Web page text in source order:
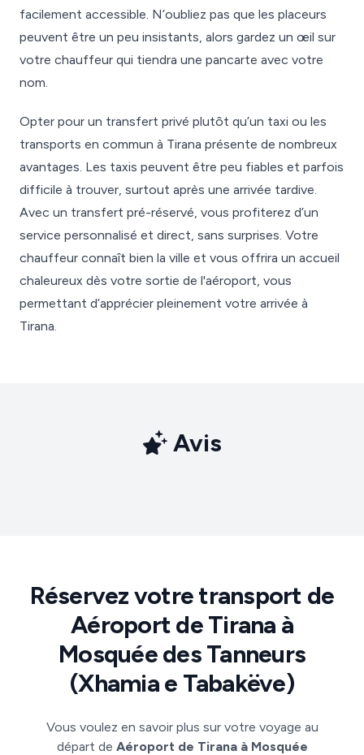
facilement accessible. N’oubliez pas que les placeurs
peuvent être un peu insistants, alors gardez un œil sur
votre chauffeur qui tiendra une pancarte avec votre
nom.
Opter pour un transfert privé plutôt qu’un taxi ou les
transports en commun à Tirana présente de nombreux
avantages. Les taxis peuvent être peu fiables et parfois
difficile à trouver, surtout après une arrivée tardive.
Avec un transfert pré-réservé, vous profiterez d’un
service personnalisé et direct, sans surprises. Votre
chauffeur connaît bien la ville et vous offrira un accueil
chaleureux dès votre sortie de l'aéroport, vous
permettant d’apprécier pleinement votre arrivée à
Tirana.
Avis
Réservez votre transport de
Aéroport de Tirana à
Mosquée des Tanneurs
(Xhamia e Tabakëve)
Vous voulez en savoir plus sur votre voyage au
départ de Aéroport de Tirana à Mosquée